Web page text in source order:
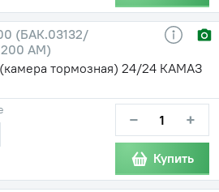
(БАК.03132/
АМ)
тормозная) 24/24 КАМАЗ
− +
Купить